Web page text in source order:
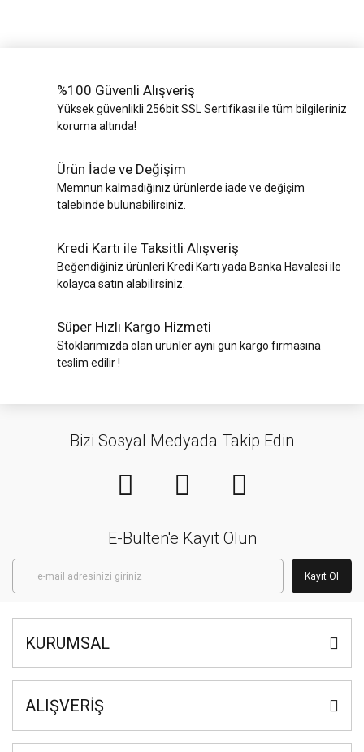
%100 Güvenli Alışveriş
Yüksek güvenlikli 256bit SSL Sertifikası ile tüm bilgileriniz
koruma altında!
Ürün İade ve Değişim
Memnun kalmadığınız ürünlerde iade ve değişim
talebinde bulunabilirsiniz.
Kredi Kartı ile Taksitli Alışveriş
Beğendiğiniz ürünleri Kredi Kartı yada Banka Havalesi ile
kolayca satın alabilirsiniz.
Süper Hızlı Kargo Hizmeti
Stoklarımızda olan ürünler aynı gün kargo firmasına
teslim edilir !
Bizi Sosyal Medyada Takip Edin
E-Bülten'e Kayıt Olun
Kayıt Ol
KURUMSAL
ALIŞVERİŞ